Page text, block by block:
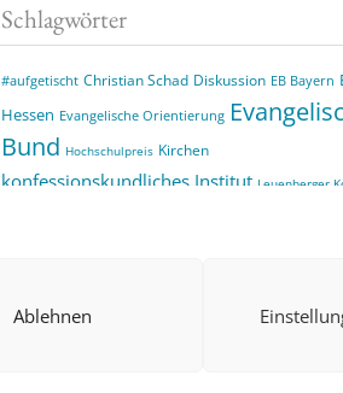
Ablehnen
Schlagwörter
#aufgetischt Christian Schad Diskussion EB Bayern
Hessen Evangelische Orientierung
Bund Hochschulpreis Kirchen
konfessionskundliches Institut Leuenberger